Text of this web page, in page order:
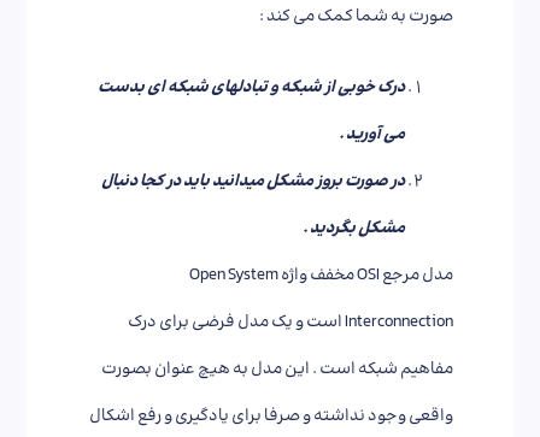
صورت به شما کمک می کند :
درک خوبی از شبکه و تبادلهای شبکه ای بدست
می آورید.
در صورت بروز مشکل میدانید باید در کجا دنبال
مشکل بگردید.
مدل مرجع OSI مخفف واژه Open System
Interconnection است و یک مدل فرضی برای درک
مفاهیم شبکه است . این مدل به هیچ عنوان بصورت
واقعی وجود نداشته و صرفا برای یادگیری و رفع اشکال